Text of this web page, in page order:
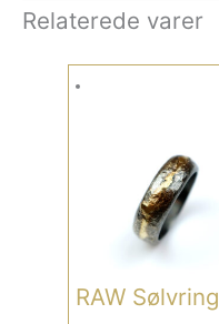
Relaterede varer
RAW Sølvring